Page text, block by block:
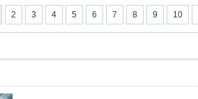
2 3 4 5 6 7 8 9 10